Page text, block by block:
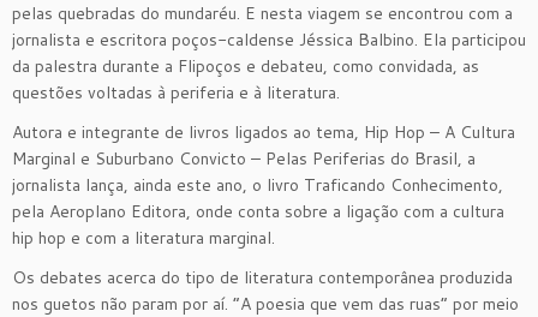
pelas quebradas do mundaréu. E nesta viagem se encontrou com a
jornalista e escritora poços-caldense Jéssica Balbino. Ela participou
da palestra durante a Flipoços e debateu, como convidada, as
questões voltadas à periferia e à literatura.
Autora e integrante de livros ligados ao tema, Hip Hop – A Cultura
Marginal e Suburbano Convicto – Pelas Periferias do Brasil, a
jornalista lança, ainda este ano, o livro Traficando Conhecimento,
pela Aeroplano Editora, onde conta sobre a ligação com a cultura
hip hop e com a literatura marginal.
Os debates acerca do tipo de literatura contemporânea produzida
nos guetos não param por aí. “A poesia que vem das ruas” por meio